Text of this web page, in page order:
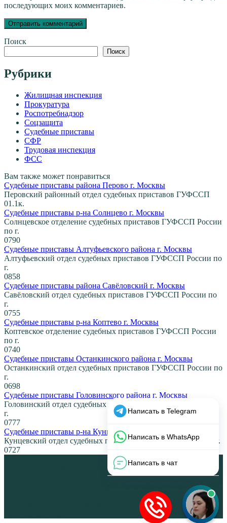
последующих моих комментариев.
Поиск
Поиск
Рубрики
Жилищная инспекция
Прокуратура
Роспотребнадзор
Соцзащита
Судебные приставы
СФР
Трудовая инспекция
ФСС
Вам также может понравиться
Судебные приставы района Перово г. Москвы
Перовский районный отдел судебных приставов ГУФССП
01.1к.
Судебные приставы р-на Солнцево г. Москвы
Солнцевское отделение судебных приставов ГУФССП России
по г.
0790
Судебные приставы Алтуфьевского района г. Москвы
Алтуфьевский отдел судебных приставов ГУФССП России по
г.
0858
Судебные приставы района Савёловский г. Москвы
Савёловский отдел судебных приставов ГУФССП России по
г.
0755
Судебные приставы р-на Коптево г. Москвы
Коптевское отделение судебных приставов ГУФССП России
по г.
0740
Судебные приставы Останкинского района г. Москвы
Останкинский отдел судебных приставов ГУФССП России по
г.
0698
Судебные приставы Головинского района г. Москвы
Головинский отдел судебных приставов ГУФССП России по
г.
0777
Судебные приставы р-на Кунцево г. Москвы
Кунцевский отдел судебных приставов ГУФССП России по г.
0727
© 2026 НЕофициальный информационный сайт, содержащий
открытые выверенные данные об органах власти Москвы и
Московской области: официальные сайты, телефоны, адреса,
юридические фирмы. В совокупности представленная
информация позволит разрешить Ваши вопросы в режиме